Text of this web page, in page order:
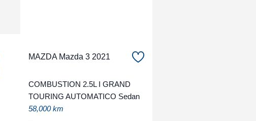
MAZDA Mazda 3 2021
COMBUSTION 2.5L I GRAND
TOURING AUTOMATICO Sedan
58,000 km